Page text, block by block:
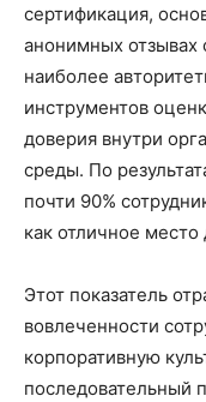
сертификация,
анонимных отзывах
наиболее
инструментов
доверия внутри
среды. По
почти 90%
как отличное место
Этот показатель
вовлеченности
корпоративную
последовательный